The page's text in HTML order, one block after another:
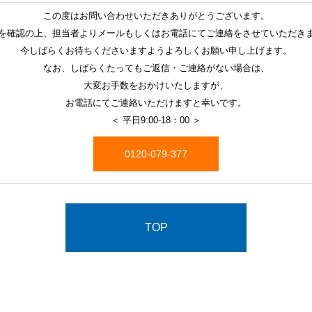
この度はお問い合わせいただきありがとうございます。
確認の上、担当者よりメールもしくはお電話にてご連絡をさせていただき
今しばらくお待ちくださいますようよろしくお願い申し上げます。
なお、しばらくたってもご返信・ご連絡がない場合は、
大変お手数をおかけいたしますが、
お電話にてご連絡いただけますと幸いです。
＜ 平日9:00-18：00 ＞
0120-079-377
TOP